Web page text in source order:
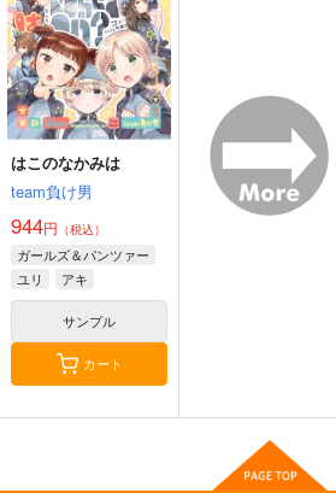
激突通信販売号
1,760円 （税込）
ガールズ＆パンツァー
ガールズ＆パンツァー
サンプル
660円（税込）
暁
サンプル
作品詳細
はこのなかみは
team負け男
944円 （税込）
ガールズ＆パンツァー
ユリ
アキ
サンプル
カート